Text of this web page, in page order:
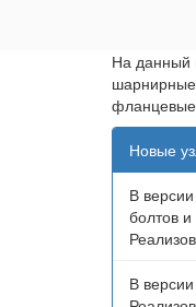
На данный
шарнирные
фланцевые
Новые
В
болтов и
В